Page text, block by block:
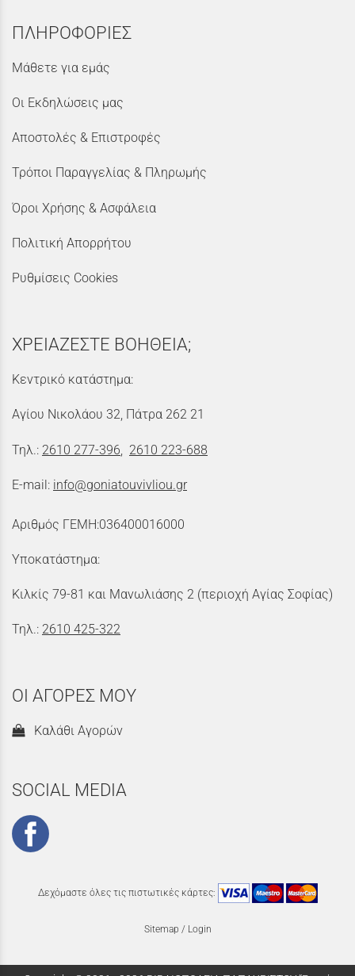
ΠΛΗΡΟΦΟΡΙΕΣ
Μάθετε για εμάς
Οι Εκδηλώσεις μας
Αποστολές & Επιστροφές
Τρόποι Παραγγελίας & Πληρωμής
Όροι Χρήσης & Ασφάλεια
Πολιτική Απορρήτου
Ρυθμίσεις Cookies
ΧΡΕΙΑΖΕΣΤΕ ΒΟΗΘΕΙΑ;
Κεντρικό κατάστημα:
Αγίου Νικολάου 32, Πάτρα 262 21
Τηλ.: 2610 277-396 2610 223-688
E-mail: info@goniatouvivliou.gr
Αριθμός ΓΕΜΗ:036400016000
Υποκατάστημα:
Κιλκίς 79-81 και Μανωλιάσης 2 (περιοχή Αγίας Σοφίας)
Τηλ.: 2610 425-322
ΟΙ ΑΓΟΡΕΣ ΜΟΥ
Καλάθι Αγορών
SOCIAL MEDIA
Δεχόμαστε όλες τις πιστωτικές κάρτες:
Sitemap / Login